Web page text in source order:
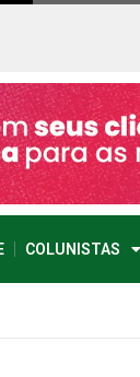
COLUNISTAS